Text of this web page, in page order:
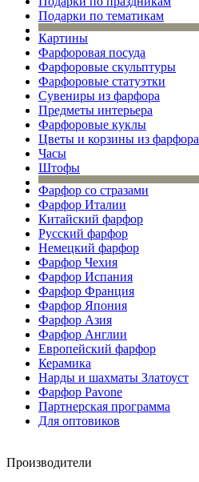
Подарки по тематикам
Картины
Фарфоровая посуда
Фарфоровые скульптуры
Фарфоровые статуэтки
Сувениры из фарфора
Предметы интерьера
Фарфоровые куклы
Цветы и корзины из фарфора
Часы
Штофы
Фарфор со стразами
Фарфор Италии
Китайский фарфор
Русский фарфор
Немецкий фарфор
Фарфор Чехия
Фарфор Испания
Фарфор Франция
Фарфор Япония
Фарфор Азия
Фарфор Англии
Европейский фарфор
Керамика
Нарды и шахматы Златоуст
Фарфор Pavone
Партнерская программа
Для оптовиков
Производители